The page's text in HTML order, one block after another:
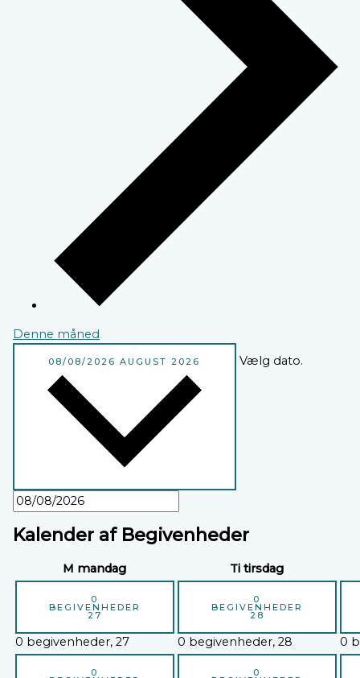
Denne måned
08/08/2026AUGUST 2026 Vælg dato.
Kalender af Begivenheder
M mandag Titirsdag
0
BEGIVENHEDER
27
0 begivenheder, 27
0
BEGIVENHEDER
28
0 begivenheder, 28 0
0 0